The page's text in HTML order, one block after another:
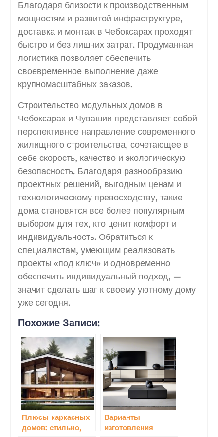
Благодаря близости к производственным
мощностям и развитой инфраструктуре,
доставка и монтаж в Чебоксарах проходят
быстро и без лишних затрат. Продуманная
логистика позволяет обеспечить
своевременное выполнение даже
крупномасштабных заказов.
Строительство модульных домов в
Чебоксарах и Чувашии представляет собой
перспективное направление современного
жилищного строительства, сочетающее в
себе скорость, качество и экологическую
безопасность. Благодаря разнообразию
проектных решений, выгодным ценам и
технологическому превосходству, такие
дома становятся все более популярным
выбором для тех, кто ценит комфорт и
индивидуальность. Обратиться к
специалистам, умеющим реализовать
проекты «под ключ» и одновременно
обеспечить индивидуальный подход, —
значит сделать шаг к своему уютному дому
уже сегодня.
Похожие Записи:
Плюсы каркасных
домов: стильно,
Варианты
изготовления